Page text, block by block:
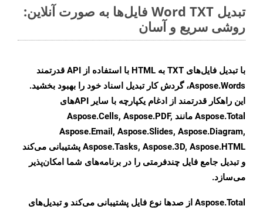
تبدیل Word TXT فایل‌ها به صورت آنلاین:
روشی سریع و آسان
با تبدیل فایل‌های TXT به HTML با استفاده از API قدرتمند
Aspose.Words، گردش کار تبدیل اسناد خود را بهبود بخشید.
این راهکار قدرتمند از ادغام یکپارچه با سایر APIهای
Aspose.Total مانند Aspose.Cells, Aspose.PDF,
Aspose.Email, Aspose.Slides, Aspose.Diagram,
Aspose.Tasks, Aspose.3D, Aspose.HTML پشتیبانی می‌کند
و تبدیل جامع فایل چندفرمتی را در برنامه‌های شما امکان‌پذیر
می‌سازد.
Aspose.Total از صدها نوع فایل پشتیبانی می‌کند و تبدیل‌های